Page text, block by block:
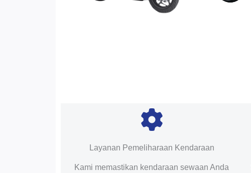
Layanan Pemeliharaan Kendaraan
Kami memastikan kendaraan sewaan Anda